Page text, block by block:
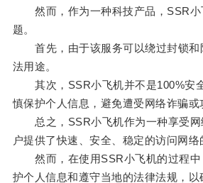
然而，作为一种科技产品，SSR小
题。
首先，由于该服务可以绕过封锁和
法用途。
其次，SSR小飞机并不是100%安
慎保护个人信息，避免遭受网络诈骗或
总之，SSR小飞机作为一种享受网
户提供了快速、安全、稳定的访问网络
然而，在使用SSR小飞机的过程中
护个人信息和遵守当地的法律法规，